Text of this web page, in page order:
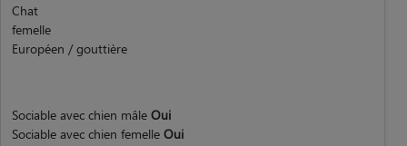
Chat
femelle
Européen / gouttière
Sociable avec chien mâle Oui
Sociable avec chien femelle Oui